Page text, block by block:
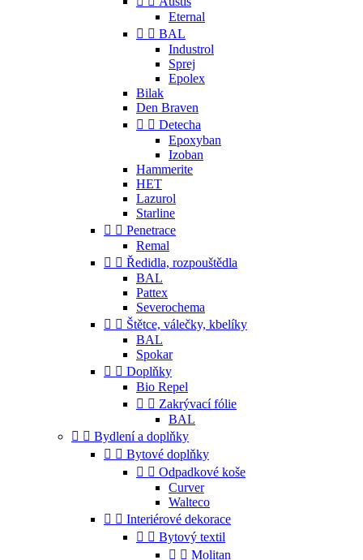
Eternal
  BAL
Industrol
Sprej
Epolex
Bilak
Den Braven
  Detecha
Epoxyban
Izoban
Hammerite
HET
Lazurol
Starline
  Penetrace
Remal
  Ředidla, rozpouštědla
BAL
Pattex
Severochema
  Štětce, válečky, kbelíky
BAL
Spokar
  Doplňky
Bio Repel
  Zakrývací fólie
BAL
  Bydlení a doplňky
  Bytové doplňky
  Odpadkové koše
Curver
Walteco
  Interiérové dekorace
  Bytový textil
  Molitan